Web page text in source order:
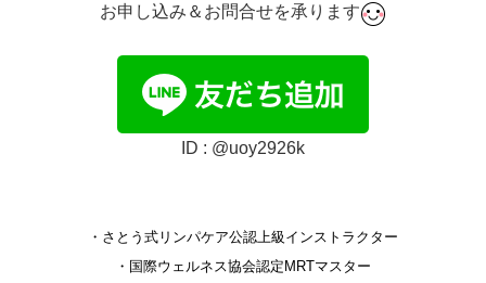
お申し込み＆お問合せを承ります
ID : @uoy2926k
・さとう式リンパケア公認上級インストラクター
・国際ウェルネス協会認定MRTマスター